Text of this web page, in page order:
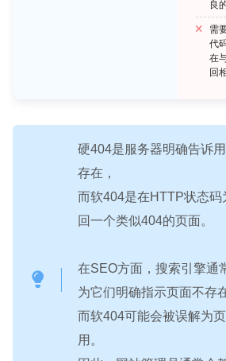
良
需
代
在
回
硬404是服务器明确告诉
存在，
而软404是在HTTP状态码
回一个类似404的页面。
在SEO方面，搜索引擎通
为它们明确指示页面不存
而软404可能会被误解为
用。